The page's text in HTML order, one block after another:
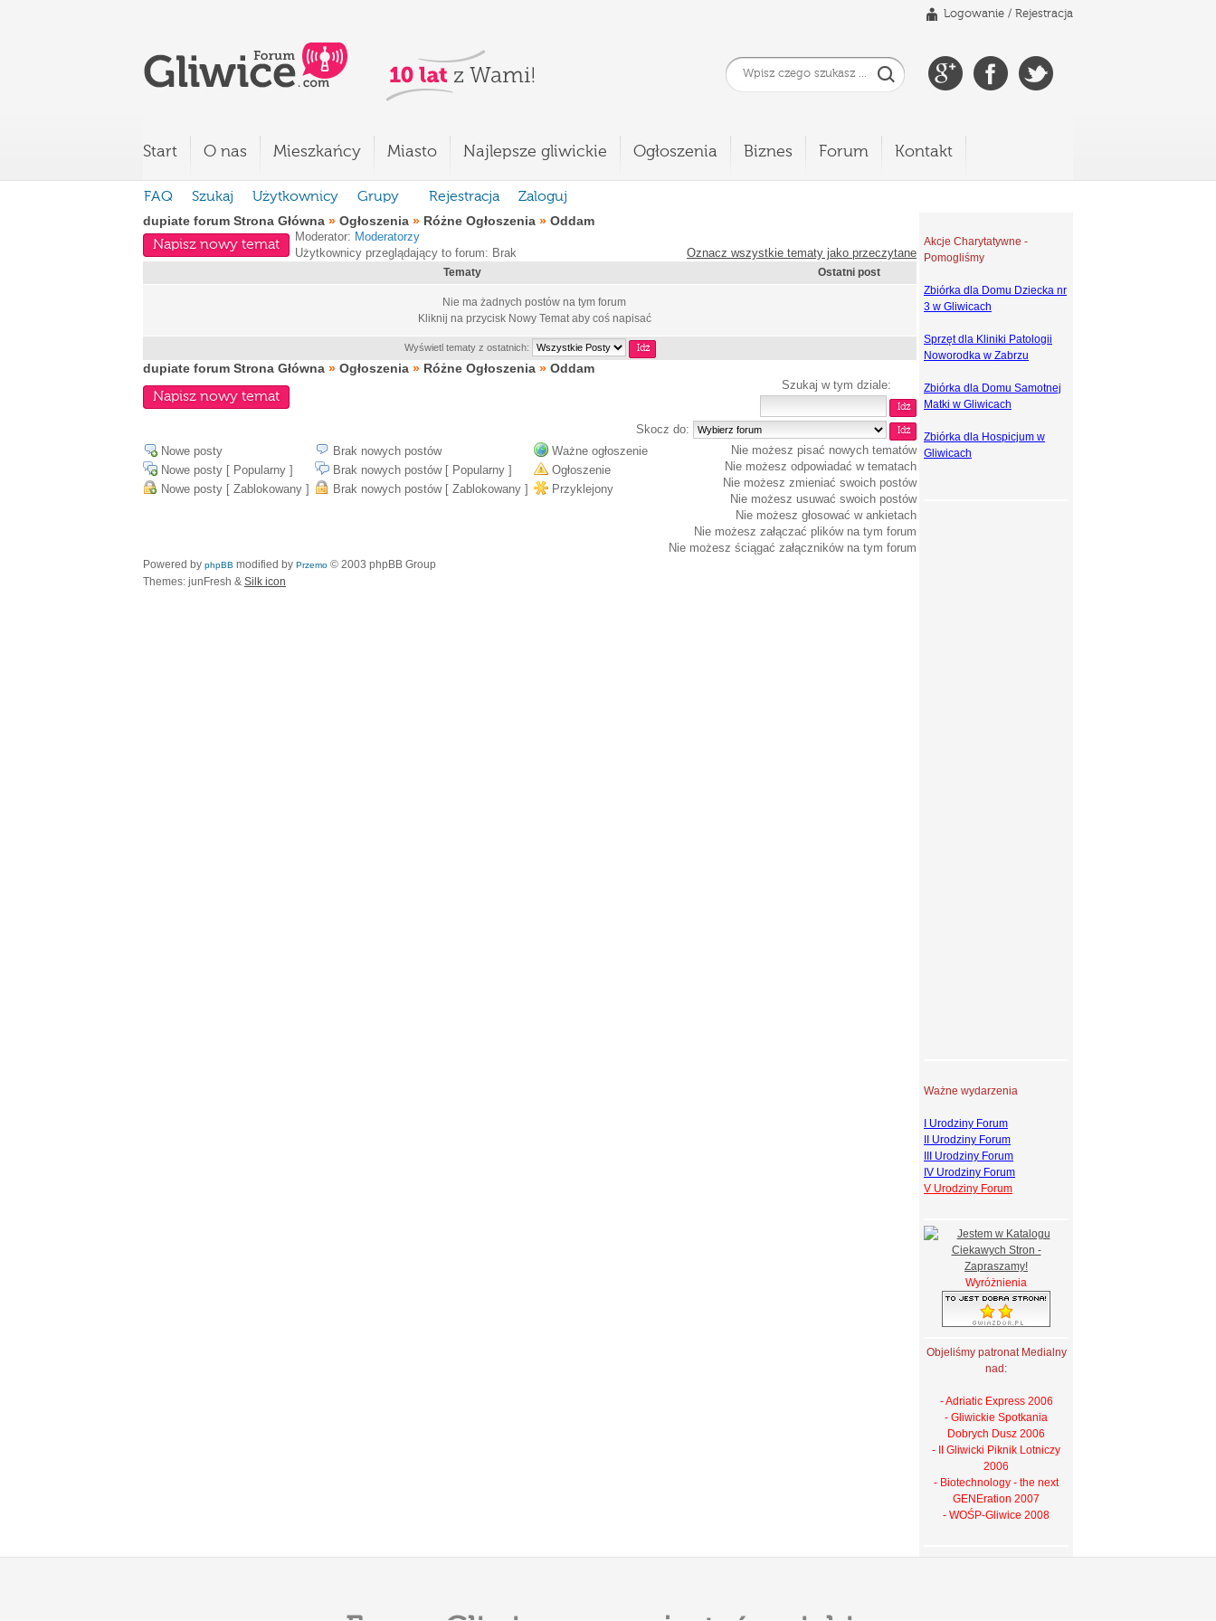
Logowanie / Rejestracja
Start O nas Mieszkańcy Miasto Najlepsze gliwickie Ogłoszenia Biznes Forum Kontakt
FAQ Szukaj Użytkownicy Grupy Rejestracja
Zaloguj
dupiate forum Strona Główna » Ogłoszenia » Różne Ogłoszenia » Oddam
Napisz nowy temat
Moderator: Moderatorzy
Użytkownicy przeglądający to forum: Brak
Oznacz wszystkie tematy jako przeczytane
Tematy Ostatni post
Nie ma żadnych postów na tym forum
Kliknij na przycisk Nowy Temataby coś napisać
Wyświetl tematy z ostatnich:
dupiate forum Strona Główna » Ogłoszenia » Różne Ogłoszenia » Oddam
Napisz nowy temat
Szukaj w tym dziale:
Skocz do:
Nowe posty
Brak nowych postów
Ważne ogłoszenie
Nowe posty [ Popularny ]
Brak nowych postów [ Popularny ]
Ogłoszenie
Nowe posty [ Zablokowany ]
Brak nowych postów [ Zablokowany ] Przyklejony
Nie możesz pisać nowych tematów
Nie możesz odpowiadać w tematach
Nie możesz zmieniać swoich postów
Nie możesz usuwać swoich postów
Nie możesz głosować w ankietach
Nie możesz załączać plików na tym forum
Nie możesz ściągać załączników na tym forum
Powered by phpBB modified by Przemo © 2003 phpBB Group
Themes: junFresh & Silk icon
Akcje Charytatywne -
Pomogliśmy
Zbiórka dla Domu Dziecka nr
3 w Gliwicach
Sprzęt dla Kliniki Patologii
Noworodka w Zabrzu
Zbiórka dla Domu Samotnej
Matki w Gliwicach
Zbiórka dla Hospicjum w
Gliwicach
Ważne wydarzenia
I Urodziny Forum
II Urodziny Forum
III Urodziny Forum
IV Urodziny Forum
V Urodziny Forum
Wyróżnienia
Objeliśmy patronat Medialny
nad:
- Adriatic Express 2006
- Gliwickie Spotkania
Dobrych Dusz 2006
- II Gliwicki Piknik Lotniczy
2006
- Biotechnology - the next
GENEration 2007
- WOŚP-Gliwice 2008